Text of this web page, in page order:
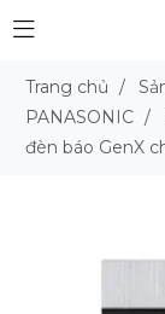
Trang chủ /
PANASONIC /
đèn báo GenX